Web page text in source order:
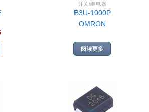
开关/继电器
B3U-1000P
OMRON
阅读更多